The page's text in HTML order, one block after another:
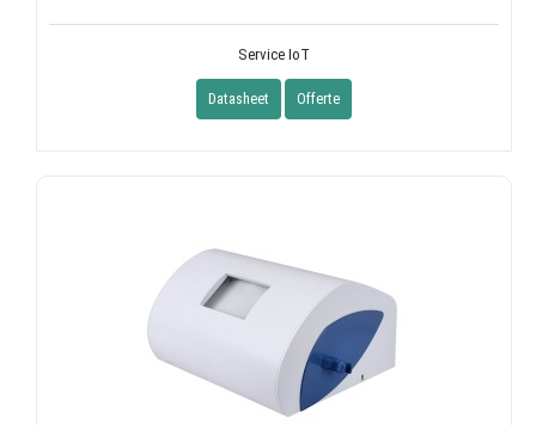
Service IoT
Datasheet Offerte